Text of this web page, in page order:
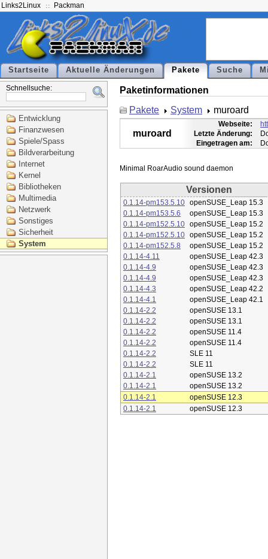
Links2Linux Packman
Startseite Aktuelle Änderungen Pakete Suche
Schnellsuche:
Entwicklung
Finanzwesen
Spiele/Spass
Bildverarbeitung
Internet
Kernel
Bibliotheken
Multimedia
Netzwerk
Sonstiges
Sicherheit
System
Paketinformationen
Pakete
System muroard
muroard
Webseite:
Letzte Änderung:
Eingetragen am:
Versionen
0.1.14-pm153.5.10 openSUSE_Leap 15.3
0.1.14-pm153.5.6
openSUSE_Leap 15.3
0.1.14-pm152.5.10 openSUSE_Leap 15.2
0.1.14-pm152.5.10 openSUSE_Leap 15.2
0.1.14-pm152.5.8
openSUSE_Leap 15.2
0.1.14-4.11
openSUSE_Leap 42.3
0.1.14-4.9
openSUSE_Leap 42.3
0.1.14-4.9
openSUSE_Leap 42.3
0.1.14-4.3
openSUSE_Leap 42.2
0.1.14-4.1
openSUSE_Leap 42.1
0.1.14-2.2
openSUSE 13.1
0.1.14-2.2
openSUSE 13.1
0.1.14-2.2
openSUSE 11.4
0.1.14-2.2
openSUSE 11.4
0.1.14-2.2
SLE 11
0.1.14-2.2
SLE 11
0.1.14-2.1
openSUSE 13.2
0.1.14-2.1
openSUSE 13.2
0.1.14-2.1
openSUSE 12.3
0.1.14-2.1
openSUSE 12.3